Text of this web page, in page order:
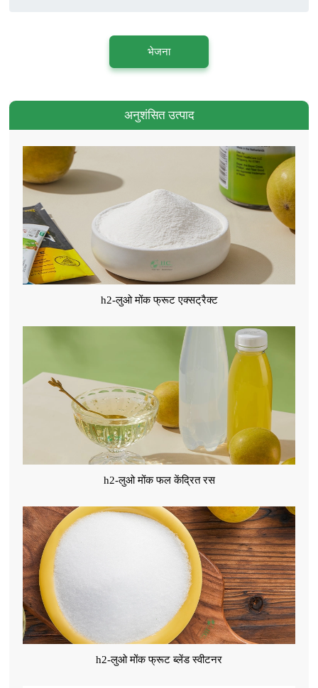
भेजना
अनुशंसित उत्पाद
h2-लुओ मोंक फ्रूट एक्सट्रैक्ट
h2-लुओ मोंक फल केंद्रित रस
h2-लुओ मोंक फ्रूट ब्लेंड स्वीटनर